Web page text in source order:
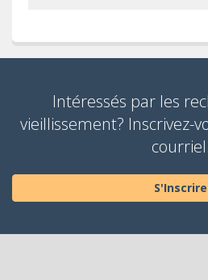
Intéressés par les
vieillissement? Inscrivez-
courriel.
S'Inscrire